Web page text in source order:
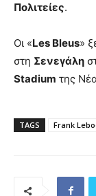
Πολιτείες.
Οι «Les Bleus»
στη Σενεγάλη
Stadium της
TAGS Frank